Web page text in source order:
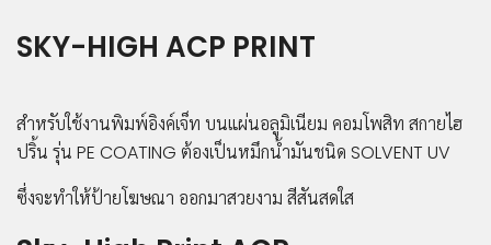
MEDIA
ผลิตภัณฑ์
เด่น
บริการ
SKY-HIGH ACP PRINT
สำหรับใช้งานพิมพ์อิงค์เจ็ท บนแผ่นอลูมิเนียม คอมโพสิท สกายไฮ
ปริ้น รุ่น PE COATING ต้องเป็นหมึกน้ำมันชนิด SOLVENT UV
ซึ่งจะทำให้ป้ายโฆษณา ออกมาสวยงาม สีสันสดใส